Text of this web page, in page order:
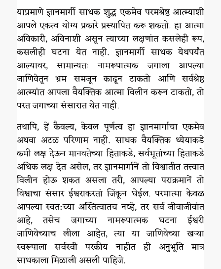
याप्रमाणे ज्ञानमार्गी साधक शुद्ध एकमेव परमश्रेष्ठ आत्म्याशी
आपले एकत्व योग्य प्रकारे प्रस्थापित करू शकतो. हा आत्मा
अविकारी, अविनाशी असून त्याच्या लक्षणांत कसलेही रूप,
कसलीही घटना येत नाही. ज्ञानमार्गी साधक येथपर्यंत
आल्यावर, सामान्यतः नामरूपात्मक जगाला आपल्या
जाणिवेतून भ्रम समजून काढून टाकतो आणि सर्वश्रेष्ठ
आत्म्यांत आपला वैयक्तिक आत्मा विलीन करून टाकतो, तो
परत जगाच्या संसारात येत नाही.
तथापि, हें कैवल्य, केवल पूर्णत्व हा ज्ञानमार्गाचा एकमेव
अथवा अटळ परिणाम नाही. साधक वैयक्तिक ध्येयाकडे
कमी लक्ष देऊन मानवतेच्या हिताकडे, सर्वभूतांच्या हिताकडे
अधिक लक्ष देत असेल, तर ज्ञानमार्गानें तो विश्वातीत तत्त्वात
विलीन होऊ शकत असला तरी, आपल्या पराक्रमानें तो
विश्वाचा संसार ईश्वराकरतां जिंकून घेईल. परमात्मा केवळ
आपल्या स्वत:च्या अस्तित्वातच नव्हे, तर सर्व जीवाजीवांत
आहे, तसेच जगाच्या नामरूपात्मक घटना ईश्वरी
जाणिवेच्याच लीला आहेत, त्या या जाणिवेच्या खऱ्या
स्वरूपाला सर्वस्वी परकीय नाहीत ही अनुभूति मात्र
साधकाला मिळाली असली पाहिजे.